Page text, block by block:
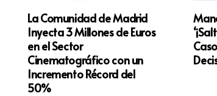
La Comunidad de Madrid
Inyecta 3 Millones de Euros
en el Sector
Cinematográfico con un
Incremento Récord del
50%